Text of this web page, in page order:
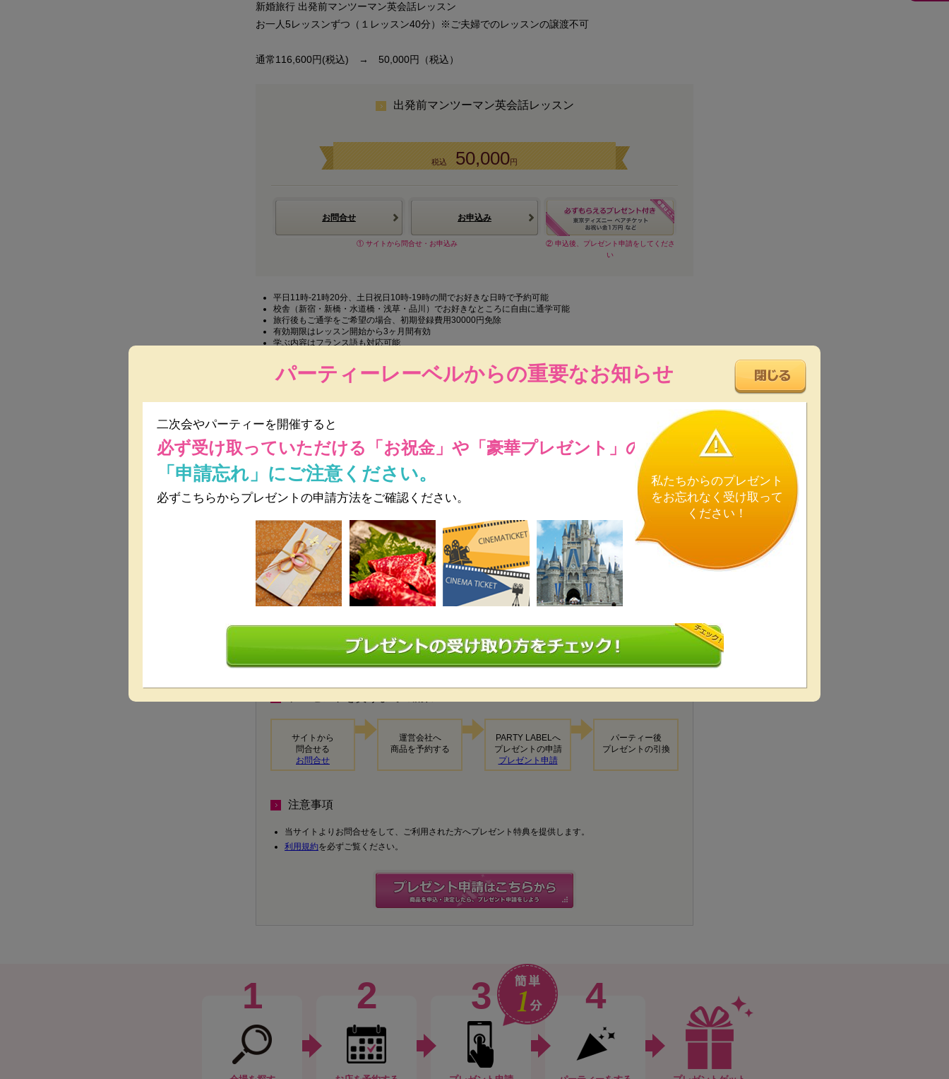
新婚旅行 出発前マンツーマン英会話レッスン
お一人5レッスンずつ（１レッスン40分）※ご夫婦でのレッスンの譲渡不可
通常116,600円(税込) → 50,000円（税込）
出発前マンツーマン英会話レッスン
税込 50,000円
お問合せ お申込み
① サイトから問合せ・お申込み
② 申込後、プレゼント申請をしてくださ
い
平日11時-21時20分、土日祝日10時-19時の間でお好きな日時で予約可能
校舎（新宿・新橋・水道橋・浅草・品川）でお好きなところに自由に通学可能
旅行後もご通学をご希望の場合、初期登録費用30000円免除
有効期限はレッスン開始から3ヶ月間有効
学ぶ内容はフランス語も対応可能
プレゼントの内容（1点をお選びください）
サイトから
問合せる
お問合せ
運営会社へ
商品を予約する
PARTY LABELへ
プレゼントの申請
プレゼント申請
パーティー後
プレゼントの引換
注意事項
当サイトよりお問合せをして、ご利用された方へプレゼント特典を提供します。
利用規約を必ずご覧ください。
1 2 3 4
パーティーレーベルからの重要なお知らせ
二次会やパーティーを開催すると
必ず受け取っていただける 「お祝金」や「豪華プレゼント」の
「申請忘れ」にご注意ください。
必ずこちらからプレゼントの申請方法をご確認ください。
私たちからのプレゼント
をお忘れなく受け取って
ください！